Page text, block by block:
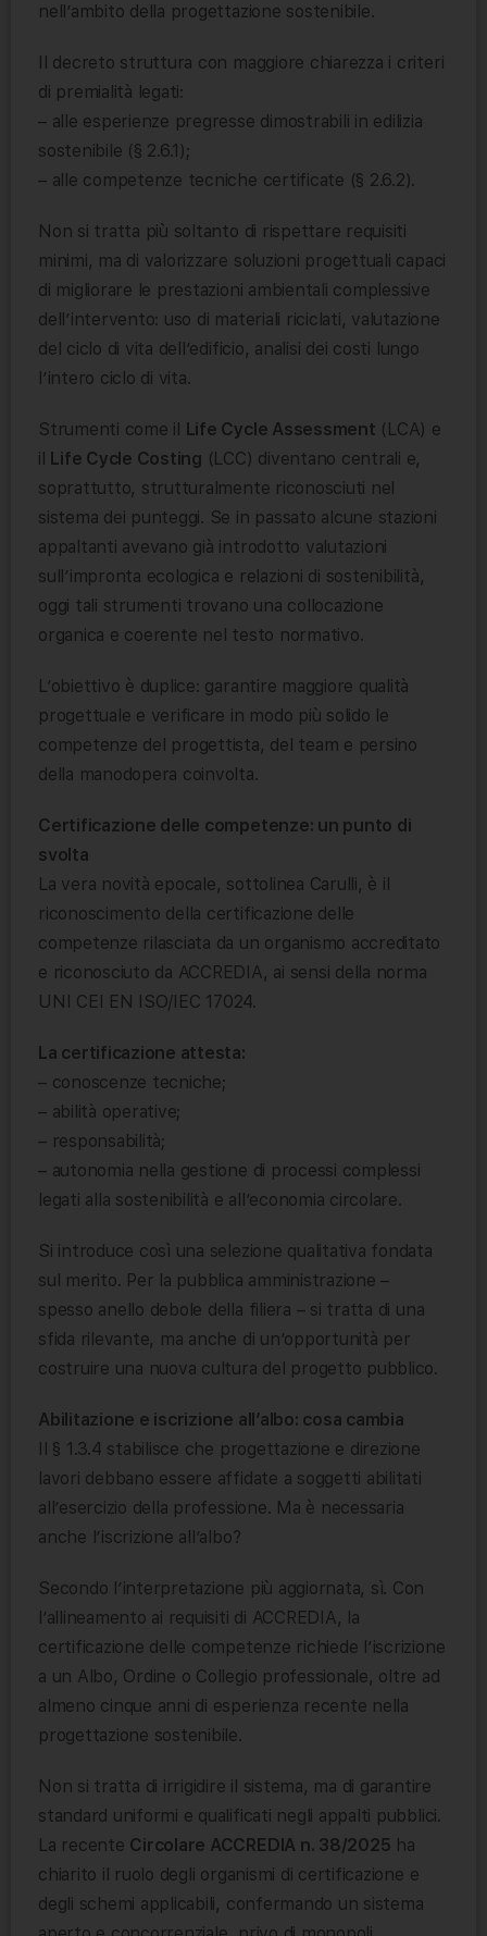
nell’ambito della progettazione sostenibile.
Il decreto struttura con maggiore chiarezza i criteri
di premialità legati:
– alle esperienze pregresse dimostrabili in edilizia
sostenibile (§ 2.6.1);
– alle competenze tecniche certificate (§ 2.6.2).
Non si tratta più soltanto di rispettare requisiti
minimi, ma di valorizzare soluzioni progettuali capaci
di migliorare le prestazioni ambientali complessive
dell’intervento: uso di materiali riciclati, valutazione
del ciclo di vita dell’edificio, analisi dei costi lungo
l’intero ciclo di vita.
Strumenti come il Life Cycle Assessment (LCA) e
il
Life Cycle Costing (LCC) diventano centrali e,
soprattutto, strutturalmente riconosciuti nel
sistema dei punteggi. Se in passato alcune stazioni
appaltanti avevano già introdotto valutazioni
sull’impronta ecologica e relazioni di sostenibilità,
oggi tali strumenti trovano una collocazione
organica e coerente nel testo normativo.
L’obiettivo è duplice: garantire maggiore qualità
progettuale e verificare in modo più solido le
competenze del progettista, del team e persino
della manodopera coinvolta.
Certificazione delle competenze: un punto di
svolta
La vera novità epocale, sottolinea Carulli, è il
riconoscimento della certificazione delle
competenze rilasciata da un organismo accreditato
e riconosciuto da ACCREDIA, ai sensi della norma
UNI CEI EN ISO/IEC 17024.
La certificazione attesta:
– conoscenze tecniche;
– abilità operative;
– responsabilità;
– autonomia nella gestione di processi complessi
legati alla sostenibilità e all’economia circolare.
Si introduce così una selezione qualitativa fondata
sul merito. Per la pubblica amministrazione –
spesso anello debole della filiera – si tratta di una
sfida rilevante, ma anche di un’opportunità per
costruire una nuova cultura del progetto pubblico.
Abilitazione e iscrizione all’albo: cosa cambia
Il § 1.3.4 stabilisce che progettazione e direzione
lavori debbano essere affidate a soggetti abilitati
all’esercizio della professione. Ma è necessaria
anche l’iscrizione all’albo?
Secondo l’interpretazione più aggiornata, sì. Con
l’allineamento ai requisiti di ACCREDIA, la
certificazione delle competenze richiede l’iscrizione
a un Albo, Ordine o Collegio professionale, oltre ad
almeno cinque anni di esperienza recente nella
progettazione sostenibile.
Non si tratta di irrigidire il sistema, ma di garantire
standard uniformi e qualificati negli appalti pubblici.
La recente Circolare ACCREDIA n. 38/2025 ha
chiarito il ruolo degli organismi di certificazione e
degli schemi applicabili, confermando un sistema